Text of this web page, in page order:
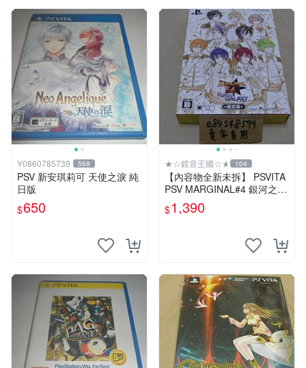
Y0860785739 568
PSV 新安琪莉可 天使之淚 純
日版
$650
★☆鏡音王國☆★ 104
【內容物全新未拆】 PSVITA
PSV MARGINAL#4 銀河之路
限定版 日版日文版 純日版
$1,390